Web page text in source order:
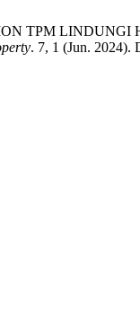
TPM
. 7, 1 (Jun. 2024).